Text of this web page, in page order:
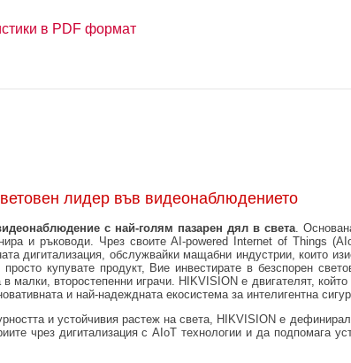
в PDF формат
лидер във видеонаблюдението
с най-голям пазарен дял в света.
и ръководи. Чрез своите AI-powered Internet of Things
дигитализация, обслужвайки мащабни индустрии, които
купувате продукт, Вие инвестирате в безспорен
второстепенни играчи. HIKVISION е двигателят, който
и най-надеждната екосистема за интелигентна
и устойчивия растеж на света, HIKVISION е
чрез дигитализация с AIoT технологии и да подпомага